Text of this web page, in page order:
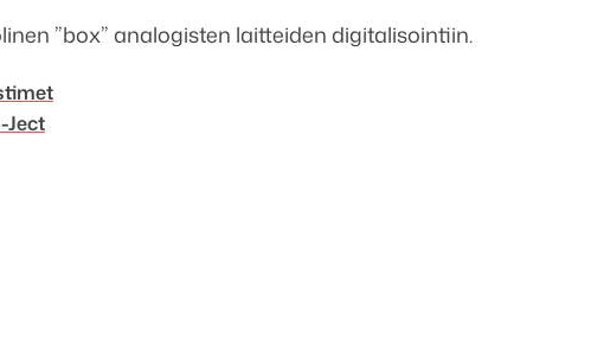
”box” analogisten laitteiden digitalisointiin.
Ject